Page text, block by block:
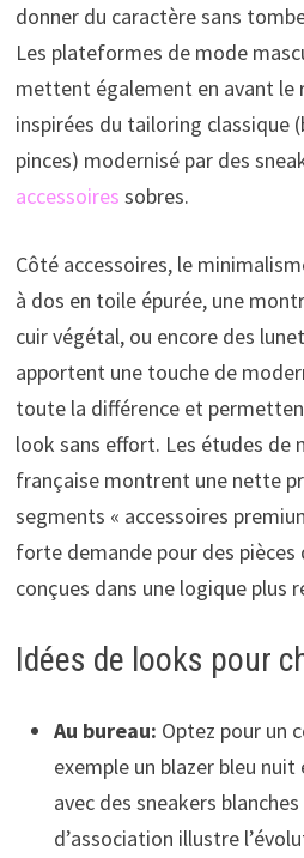
donner du caractère sans
Les plateformes de mode
mettent également en avant le
inspirées du tailoring classique
pinces) modernisé par des
accessoires sobres.
Côté accessoires, le
à dos en toile épurée, une
cuir végétal, ou encore des
apportent une touche de
toute la différence et
look sans effort. Les études de
française montrent une nette
segments « accessoires
forte demande pour des pièces
conçues dans une logique plus
Idées de looks pour
Au bureau: Optez pour un
exemple un blazer bleu
avec des sneakers
d’association illustre